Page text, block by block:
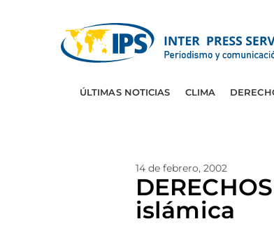
ÚLTIMAS NOTICIAS CLIMA
14 de febrero, 2002
islámica